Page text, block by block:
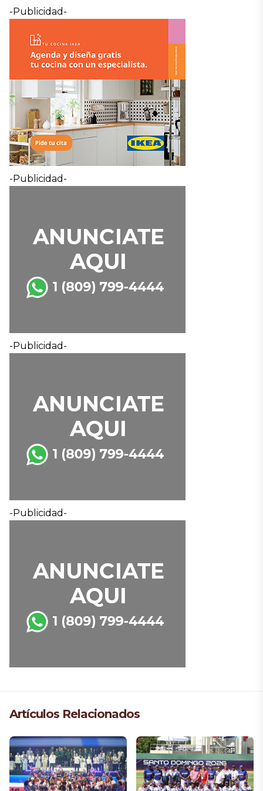
-Publicidad-
-Publicidad-
-Publicidad-
-Publicidad-
Artículos Relacionados